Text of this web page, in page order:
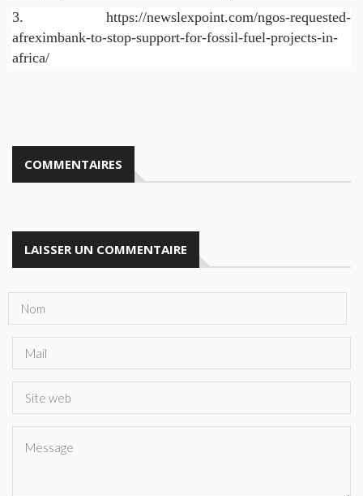
3. https://newslexpoint.com/ngos-requested-
afreximbank-to-stop-support-for-fossil-fuel-projects-in-
africa/
COMMENTAIRES
LAISSER UN COMMENTAIRE